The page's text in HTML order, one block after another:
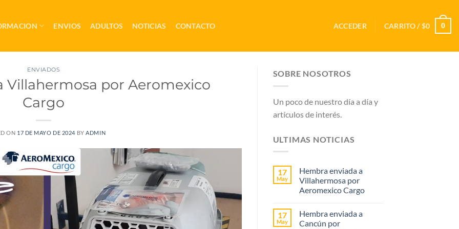
ENVIOS ADULTOS NOTICIAS CONTACTO ACCEDER CARRITO /$0 0
ENVIADOS
Villahermosa por Aeromexico
Cargo
ON 17 DE MAYO DE 2024 BY ADMIN
SOBRE NOSOTROS
Un poco de nuestro día a día y
artículos de interés.
ULTIMAS NOTICIAS
17
May
Hembra enviada a
Villahermosa por
Aeromexico Cargo
17
May
Hembra enviada a
Cancún por